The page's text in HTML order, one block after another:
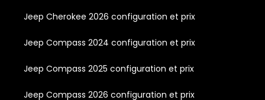
Jeep Cherokee 2026 configuration et prix
Jeep Compass 2024 configuration et prix
Jeep Compass 2025 configuration et prix
Jeep Compass 2026 configuration et prix